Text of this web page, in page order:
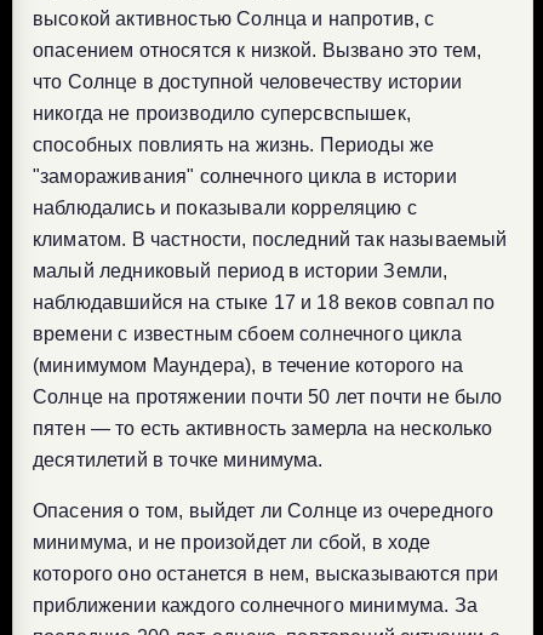
высокой активностью Солнца и напротив, с
опасением относятся к низкой. Вызвано это тем,
что Солнце в доступной человечеству истории
никогда не производило суперсвспышек,
способных повлиять на жизнь. Периоды же
"замораживания" солнечного цикла в истории
наблюдались и показывали корреляцию с
климатом. В частности, последний так называемый
малый ледниковый период в истории Земли,
наблюдавшийся на стыке 17 и 18 веков совпал по
времени с известным сбоем солнечного цикла
(минимумом Маундера), в течение которого на
Солнце на протяжении почти 50 лет почти не было
пятен — то есть активность замерла на несколько
десятилетий в точке минимума.
Опасения о том, выйдет ли Солнце из очередного
минимума, и не произойдет ли сбой, в ходе
которого оно останется в нем, высказываются при
приближении каждого солнечного минимума. За